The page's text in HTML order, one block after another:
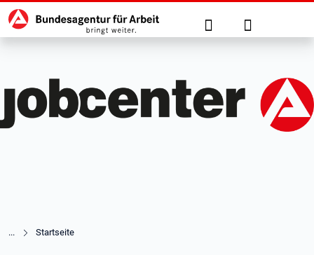
zu den Hauptinhalten springen
Hauptnavigation Suche Anmelden
Startseite